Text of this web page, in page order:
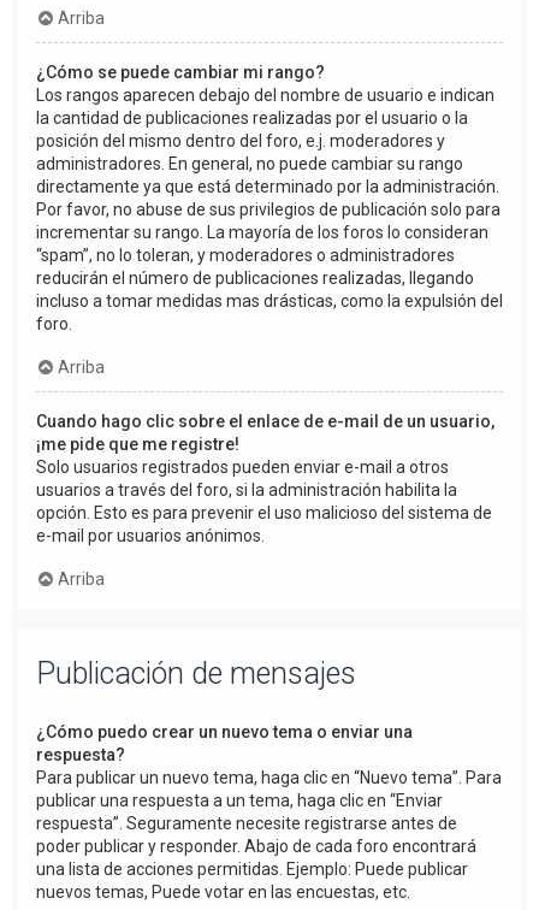
Arriba
¿Cómo se puede cambiar mi rango?
Los rangos aparecen debajo del nombre de usuario e indican
la cantidad de publicaciones realizadas por el usuario o la
posición del mismo dentro del foro, e.j. moderadores y
administradores. En general, no puede cambiar su rango
directamente ya que está determinado por la administración.
Por favor, no abuse de sus privilegios de publicación solo para
incrementar su rango. La mayoría de los foros lo consideran
“spam”, no lo toleran, y moderadores o administradores
reducirán el número de publicaciones realizadas, llegando
incluso a tomar medidas mas drásticas, como la expulsión del
foro.
Arriba
Cuando hago clic sobre el enlace de e-mail de un usuario,
¡me pide que me registre!
Solo usuarios registrados pueden enviar e-mail a otros
usuarios a través del foro, si la administración habilita la
opción. Esto es para prevenir el uso malicioso del sistema de
e-mail por usuarios anónimos.
Arriba
Publicación de mensajes
¿Cómo puedo crear un nuevo tema o enviar una
respuesta?
Para publicar un nuevo tema, haga clic en “Nuevo tema”. Para
publicar una respuesta a un tema, haga clic en “Enviar
respuesta”. Seguramente necesite registrarse antes de
poder publicar y responder. Abajo de cada foro encontrará
una lista de acciones permitidas. Ejemplo: Puede publicar
nuevos temas, Puede votar en las encuestas, etc.